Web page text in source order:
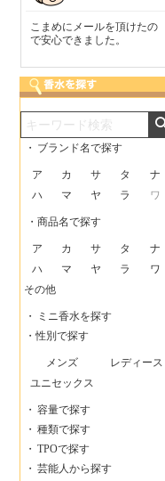
こまめにメールを頂けたの
で安心できました。
・ ブランド名で探す
ア カ サ タ
ナ
ハ
マ ヤ ラ ワ
・商品名で探す
ア カ サ タ
ナ
ハ
マ ヤ ラ
ワ
その他
・
ミニ香水を探す
・性別で探す
メンズ
レディース
ユニセックス
・ 容量で探す
・ 種類で探す
・ TPOで探す
・ 芸能人から探す